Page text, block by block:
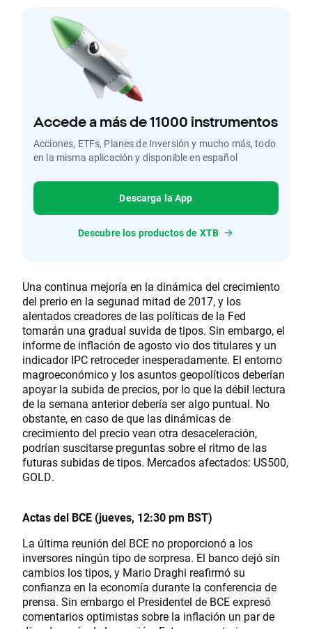
Accede a más de 11000 instrumentos
Acciones, ETFs, Planes de Inversión y mucho más, todo
en la misma aplicación y disponible en español
Descarga la App
Descubre los productos de XTB
Una continua mejoría en la dinámica del crecimiento
del prerio en la segunad mitad de 2017, y los
alentados creadores de las políticas de la Fed
tomarán una gradual suvida de tipos. Sin embargo, el
informe de inflación de agosto vio dos titulares y un
indicador IPC retroceder inesperadamente. El entorno
magroeconómico y los asuntos geopolíticos deberían
apoyar la subida de precios, por lo que la débil lectura
de la semana anterior debería ser algo puntual. No
obstante, en caso de que las dinámicas de
crecimiento del precio vean otra desaceleración,
podrían suscitarse preguntas sobre el ritmo de las
futuras subidas de tipos. Mercados afectados: US500,
GOLD.
Actas del BCE (jueves, 12:30 pm BST)
La última reunión del BCE no proporcionó a los
inversores ningún tipo de sorpresa. El banco dejó sin
cambios los tipos, y Mario Draghi reafirmó su
confianza en la economía durante la conferencia de
prensa. Sin embargo el Presidentel de BCE expresó
comentarios optimistas sobre la inflación un par de